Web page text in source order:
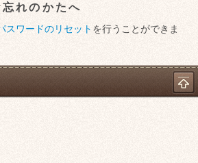
れのかたへ
スワードのリセット を行うことができま